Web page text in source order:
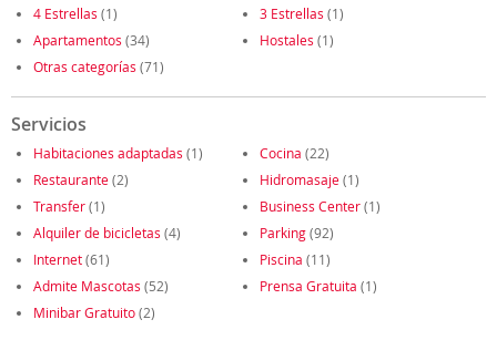
4 Estrellas (1) 3 Estrellas (1)
Apartamentos (34) Hostales (1)
Otras categorías (71)
Servicios
Habitaciones adaptadas (1) Cocina (22)
Restaurante(2) Hidromasaje(1)
Transfer(1) Business Center(1)
Alquiler de bicicletas (4) Parking(92)
Internet(61) Piscina (11)
Admite Mascotas (52) Prensa Gratuita (1)
Minibar Gratuito(2)